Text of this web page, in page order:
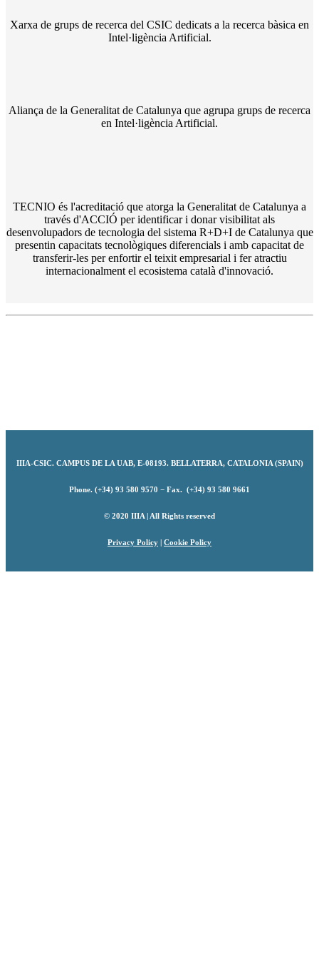
Xarxa de grups de recerca del CSIC dedicats a la recerca bàsica en
Intel·ligència Artificial.
Aliança de la Generalitat de Catalunya que agrupa grups de recerca
en Intel·ligència Artificial.
TECNIO és l'acreditació que atorga la Generalitat de Catalunya a
través d'ACCIÓ per identificar i donar visibilitat als
desenvolupadors de tecnologia del sistema R+D+I de Catalunya que
presentin capacitats tecnològiques diferencials i amb capacitat de
transferir-les per enfortir el teixit empresarial i fer atractiu
internacionalment el ecosistema català d'innovació.
IIIA-CSIC.CAMPUS DE LA UAB, E-08193. BELLATERRA, CATALONIA (SPAIN)
Phone. (+34) 93 580 9570 − Fax. (+34) 93 580 9661
© 2020 IIIA | All Rights reserved
Privacy Policy | Cookie Policy